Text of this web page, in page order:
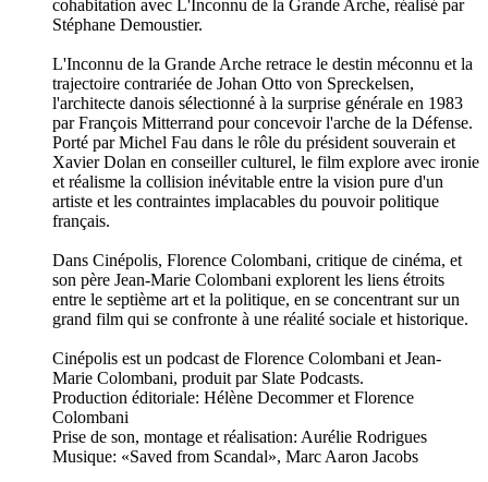
Musique: «Cutting It Close», DJ Freedem
Hébergé par Audion. Visitez
https://www.audion.fm/fr/privacy-policy pour plus
d’informations.
«L'Inconnu de la Grande Arche»: «Quand le rêve d'un artiste
se brise sur la cohabitation politique»
31/07/2026|36 min
Pour ce troisième épisode de Cinépolis, plongée dans la